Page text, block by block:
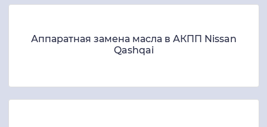
Аппаратная замена масла в АКПП Nissan
Qashqai